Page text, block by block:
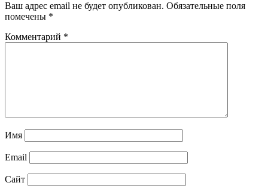
Ваш адрес email не будет опубликован. Обязательные поля
помечены *
Комментарий *
Имя
Email
Сайт